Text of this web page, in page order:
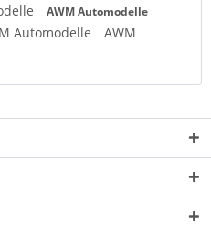
AWM Automodelle
Automodelle
AWM